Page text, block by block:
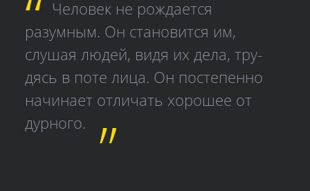
Человек не рождается
разумным. Он становится им,
слушая людей, видя их дела, тру­
дясь в поте лица. Он постепенно
начинает отличать хорошее от
дурного.